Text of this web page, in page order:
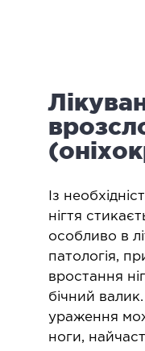
лицьова
в
в
в урології
в хірургії
​Із
нігтя
особливо в
патологія,
вростання
бічний
ураження
ноги,